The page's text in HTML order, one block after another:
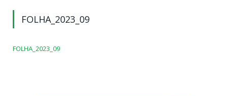
FOLHA_2023_09
FOLHA_2023_09